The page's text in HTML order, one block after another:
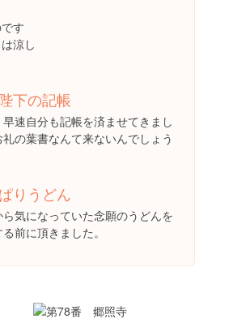
す
涼し
下の記帳
早速自分も記帳を済ませてきまし
礼の葉書なんて来ないんでしょう
りうどん
ら気になっていた念願のうどんを
前に頂きました。